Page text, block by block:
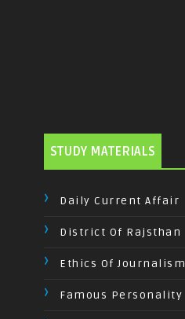
STUDY MATERIALS
Daily Current Affair
District Of Rajsthan
Ethics Of Journalism
Famous Personality